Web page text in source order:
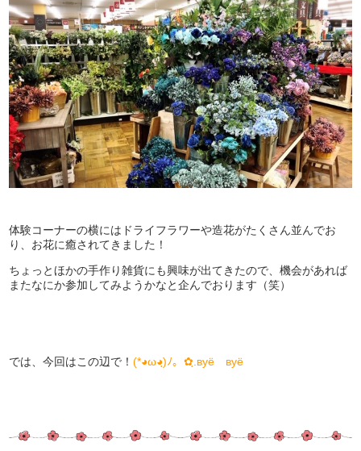
体験コーナーの横にはドライフラワーや造花がたくさん並んでお
り、お花に癒されてきました！
ちょっとほかの手作り雑貨にも興味が出てきたので、機会があれば
またなにか参加してみようかなと企んでおります（笑）
では、今回はこの辺で！(*◕ω◕ฺ)ﾉ。✿ฺ.вyё вyё